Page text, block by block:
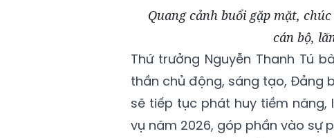
Quang cảnh buổi gặp mặt,
cán bộ,
Thứ trưởng Nguyễn Thanh Tú
thần chủ động, sáng tạo, Đảng
sẽ tiếp tục phát huy tiềm
vụ năm 2026, góp phần vào sự